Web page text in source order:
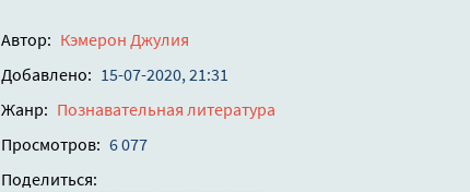
Автор: Кэмерон Джулия
Добавлено: 15-07-2020, 21:31
Жанр: Познавательная литература
Просмотров: 6 077
Поделиться: